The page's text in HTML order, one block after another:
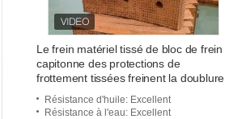
Le frein matériel tissé de bloc de frein
capitonne des protections de
frottement tissées freinent la doublure
avec des trous
Résistance d'huile: Excellent
Résistance à l'eau: Excellent